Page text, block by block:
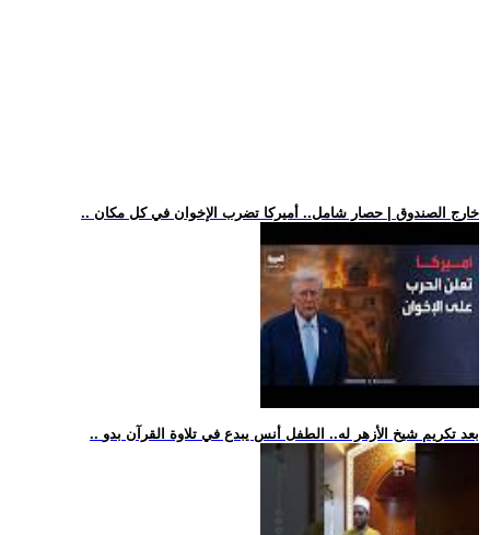
.. خارج الصندوق | حصار شامل.. أميركا تضرب الإخوان في كل مكان
.. بعد تكريم شيخ الأزهر له.. الطفل أنس يبدع في تلاوة القرآن بدو